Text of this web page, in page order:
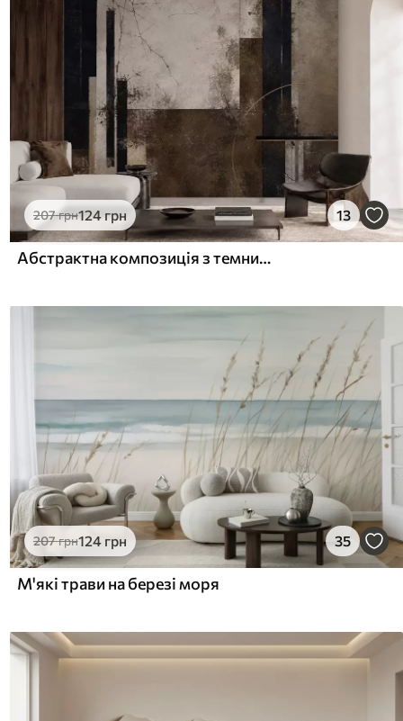
207грн124 грн 13
Абстрактна композиція з темними лініями та фактурами
207грн124 грн 35
М'які трави на березі моря